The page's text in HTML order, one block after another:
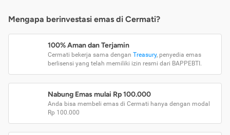
Mengapa berinvestasi emas di Cermati?
100% Aman dan Terjamin
Cermati bekerja sama dengan Treasury, penyedia emas
berlisensi yang telah memiliki izin resmi dari BAPPEBTI.
Nabung Emas mulai Rp 100.000
Anda bisa membeli emas di Cermati hanya dengan modal
Rp 100.000